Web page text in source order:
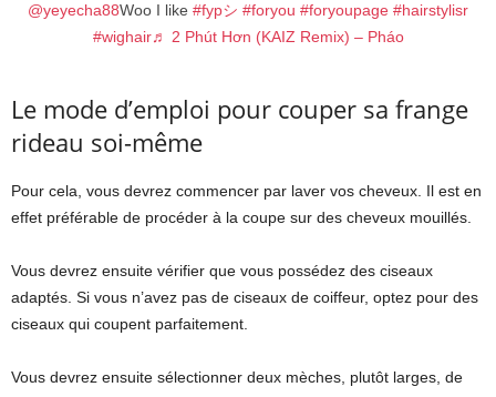
@yeyecha88Woo I like #fypシ #foryou #foryoupage #hairstylisr
#wighair♬ 2 Phút Hơn (KAIZ Remix) – Pháo
Le mode d’emploi pour couper sa frange
rideau soi-même
Pour cela, vous devrez commencer par laver vos cheveux. Il est en
effet préférable de procéder à la coupe sur des cheveux mouillés.
Vous devrez ensuite vérifier que vous possédez des ciseaux
adaptés. Si vous n’avez pas de ciseaux de coiffeur, optez pour des
ciseaux qui coupent parfaitement.
Vous devrez ensuite sélectionner deux mèches, plutôt larges, de